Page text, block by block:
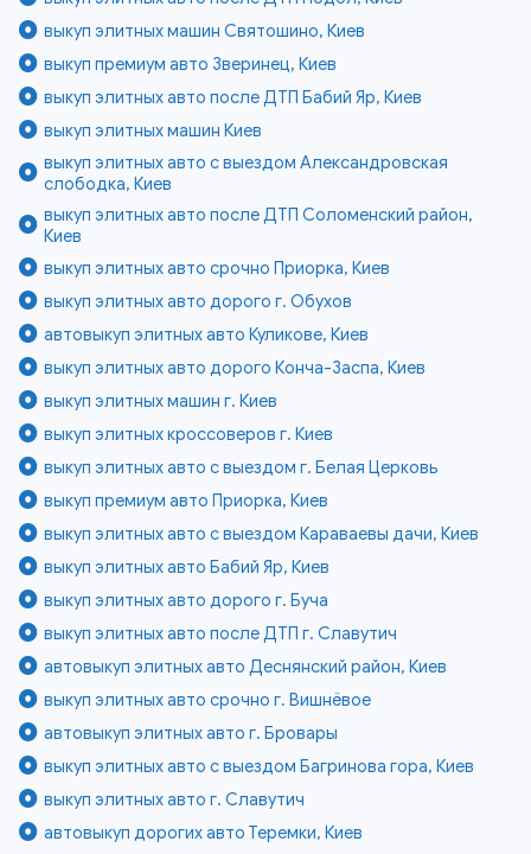
выкуп элитных машин Святошино, Киев
выкуп премиум авто Зверинец, Киев
выкуп элитных авто после ДТП Бабий Яр, Киев
выкуп элитных машин Киев
выкуп элитных авто с выездом Александровская
слободка, Киев
выкуп элитных авто после ДТП Соломенский район,
Киев
выкуп элитных авто срочно Приорка, Киев
выкуп элитных авто дорого г. Обухов
автовыкуп элитных авто Куликове, Киев
выкуп элитных авто дорого Конча-Заспа, Киев
выкуп элитных машин г. Киев
выкуп элитных кроссоверов г. Киев
выкуп элитных авто с выездом г. Белая Церковь
выкуп премиум авто Приорка, Киев
выкуп элитных авто с выездом Караваевы дачи, Киев
выкуп элитных авто Бабий Яр, Киев
выкуп элитных авто дорого г. Буча
выкуп элитных авто после ДТП г. Славутич
автовыкуп элитных авто Деснянский район, Киев
выкуп элитных авто срочно г. Вишнёвое
автовыкуп элитных авто г. Бровары
выкуп элитных авто с выездом Багринова гора, Киев
выкуп элитных авто г. Славутич
автовыкуп дорогих авто Теремки, Киев